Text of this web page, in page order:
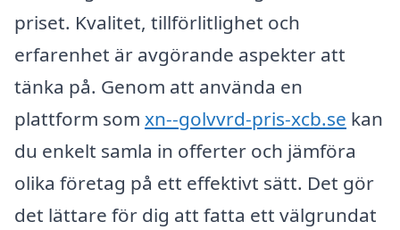
priset. Kvalitet, tillförlitlighet och
erfarenhet är avgörande aspekter att
tänka på. Genom att använda en
plattform som xn--golvvrd-pris-xcb.se kan
du enkelt samla in offerter och jämföra
olika företag på ett effektivt sätt. Det gör
det lättare för dig att fatta ett välgrundat